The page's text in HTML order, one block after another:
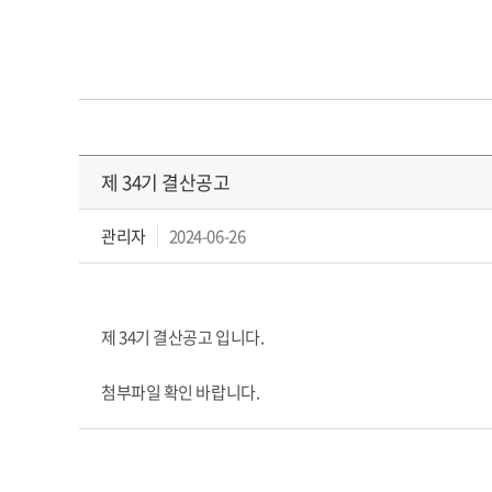
제 34기 결산공고
관리자 2024-06-26
제 34기 결산공고 입니다.
첨부파일 확인 바랍니다.